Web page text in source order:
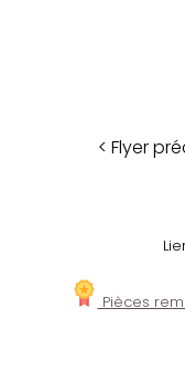
< Flyer
Pièces